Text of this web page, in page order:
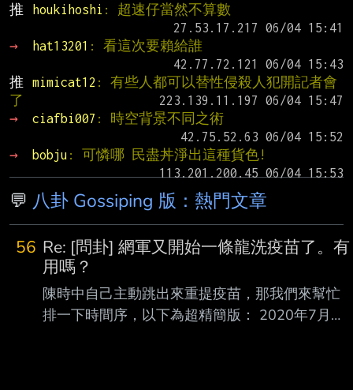
推
houkihoshi : 超速仔當然不算數
→
hat13201 : 看這次要賴給誰
推
mimicat12 : 有些人都可以替性侵殺人犯開記者會
了
→
ciafbi007 : 時空背景不同之術
→
bobju : 可憐哪 民盡丼淨出這種貨色!
💬 八卦 Gossiping 版：熱門文章
56 Re: [問卦] 網軍又開始一條龍洗疫苗了。有
用嗎？
陳時中自己主動跳出來重提疫苗，那我們來幫忙
排一下時間序，以下為超精簡版： 2020年7月，